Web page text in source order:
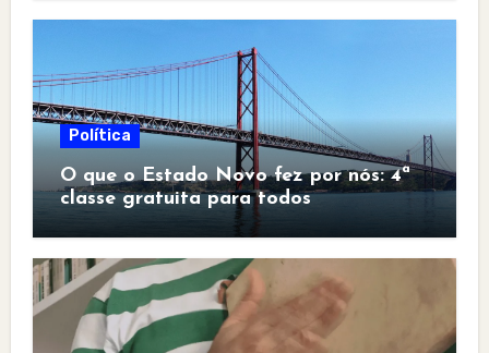
Política
O que o Estado Novo fez por nós: 4ª
classe gratuita para todos